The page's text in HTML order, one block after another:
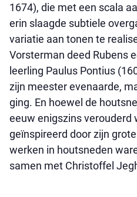
1674), die met een scala
erin slaagde subtiele
variatie aan tonen te
Vorsterman deed Rubens
leerling Paulus Pontius
zijn meester evenaarde,
ging. En hoewel de
eeuw enigszins verouderd
geïnspireerd door zijn
werken in houtsneden
samen met Christoffel